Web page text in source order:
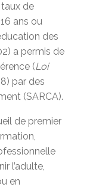
taux de
ans ou
des
a permis de
(Loi
par des
(SARCA).
de premier
l’adulte,
en